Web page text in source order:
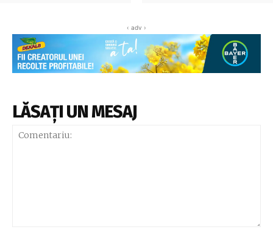
‹ adv ›
LĂSAȚI UN MESAJ